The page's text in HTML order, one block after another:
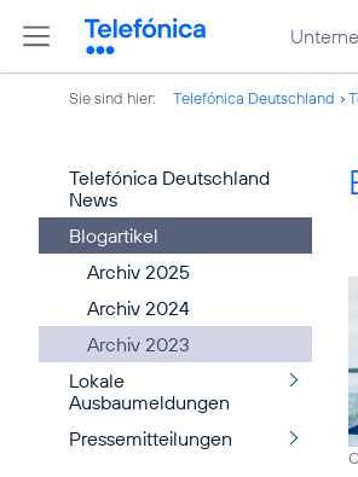
Sie sind hier: Telefónica Deutschland
Telefónica Deutschland
News
Blogartikel
Archiv 2025
Archiv 2024
Archiv 2023
Lokale
Ausbaumeldungen
Pressemitteilungen